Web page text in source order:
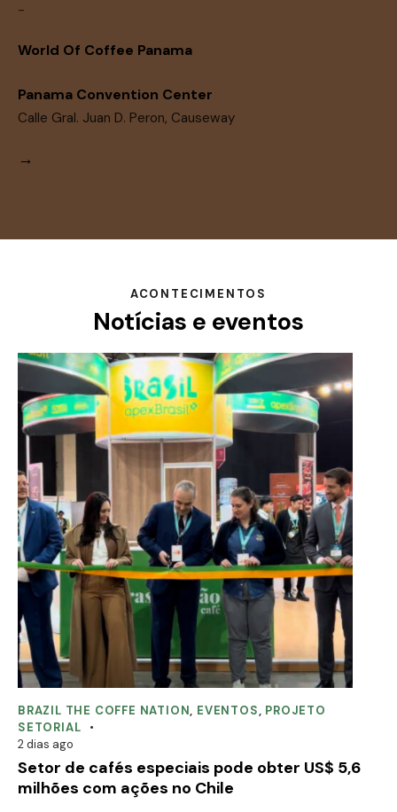
-
World Of Coffee Panama
Panama Convention Center
Calle Gral. Juan D. Peron, Causeway
→
ACONTECIMENTOS
Notícias e eventos
BRAZIL THE COFFE NATION, EVENTOS, PROJETO
SETORIAL
2 dias ago
Setor de cafés especiais pode obter US$ 5,6
milhões com ações no Chile